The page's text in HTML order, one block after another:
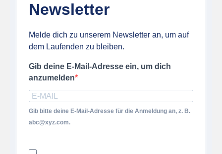
Newsletter
Melde dich zu unserem Newsletter an, um auf
dem Laufenden zu bleiben.
Gib deine E-Mail-Adresse ein, um dich
anzumelden
Gib bitte deine E-Mail-Adresse für die Anmeldung an, z. B.
abc@xyz.com.